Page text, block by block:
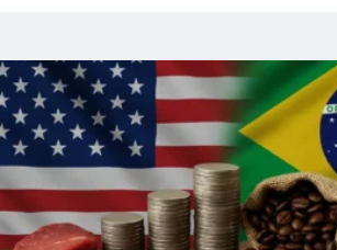
federativos. A promulgação ocorreu na 3ª
e inclui dispositivos que seguem o marco
reforma, com atenção especial à
impostos atuais.